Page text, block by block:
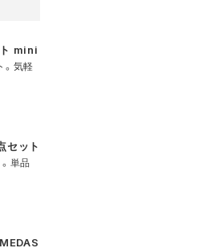
mini
。気軽
セット
単品